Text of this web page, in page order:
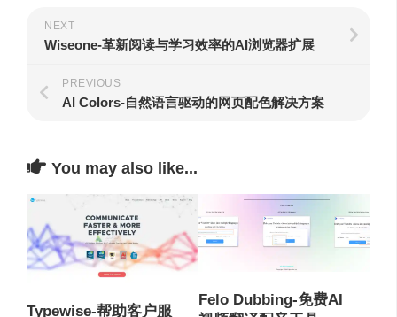
NEXT
Wiseone-革新阅读与学习效率的AI浏览器扩展
PREVIOUS
AI Colors-自然语言驱动的网页配色解决方案
You may also like...
Typewise-帮助客户服
Felo Dubbing-免费AI